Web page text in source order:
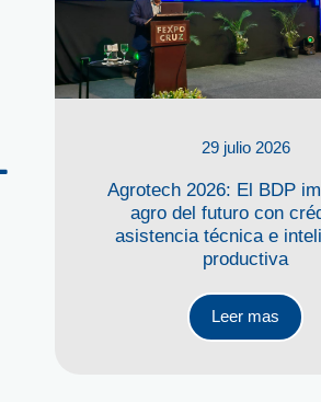
29 julio 2026
Agrotech 2026: El BDP
agro del futuro con
asistencia técnica e
productiva
Leer mas